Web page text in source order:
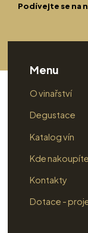
Podívejte se na
Menu
O vinařství
Degustace
Katalog vín
Kde nakoupíte
Kontakty
Dotace -